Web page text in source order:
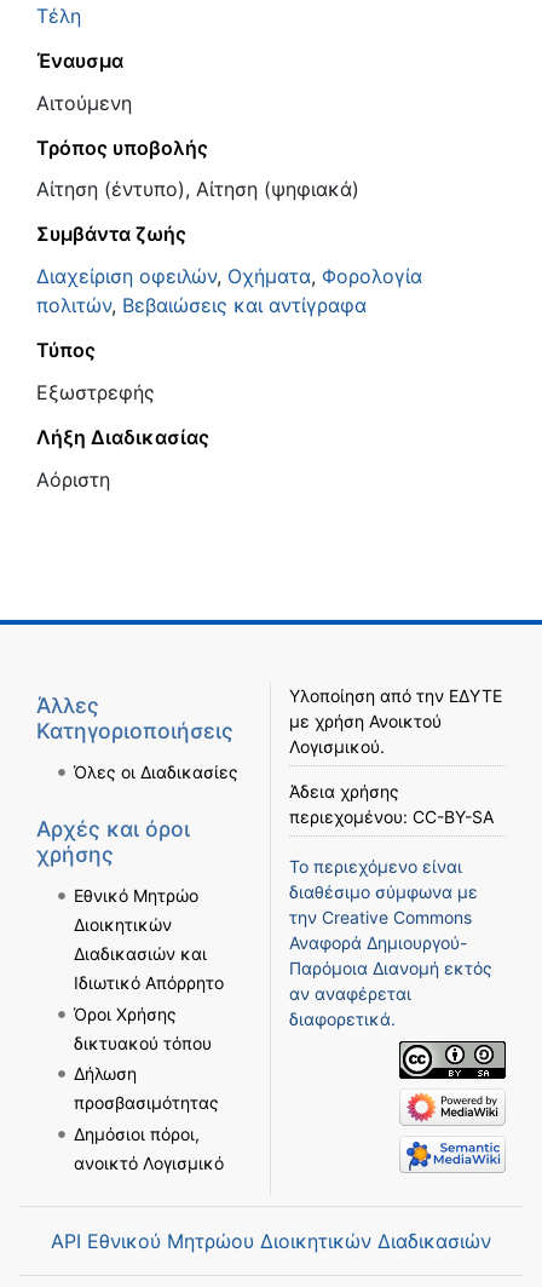
Τέλη
Έναυσμα
Αιτούμενη
Τρόπος υποβολής
Αίτηση (έντυπο), Αίτηση (ψηφιακά)
Συμβάντα ζωής
Διαχείριση οφειλών, Οχήματα, Φορολογία
πολιτών, Βεβαιώσεις και αντίγραφα
Τύπος
Εξωστρεφής
Λήξη Διαδικασίας
Αόριστη
Άλλες
Κατηγοριοποιήσεις
Όλες οι Διαδικασίες
Αρχές και όροι
χρήσης
Εθνικό Μητρώο
Διοικητικών
Διαδικασιών και
Ιδιωτικό Απόρρητο
Όροι Χρήσης
δικτυακού τόπου
Δήλωση
προσβασιμότητας
Δημόσιοι πόροι,
ανοικτό Λογισμικό
Υλοποίηση από την ΕΔΥΤΕ
με χρήση Ανοικτού
Λογισμικού.
Άδεια χρήσης
περιεχομένου: CC-BY-SA
Το περιεχόμενο είναι
διαθέσιμο σύμφωνα με
την Creative Commons
Αναφορά Δημιουργού-
Παρόμοια Διανομή εκτός
αν αναφέρεται
διαφορετικά.
API Εθνικού Μητρώου Διοικητικών Διαδικασιών